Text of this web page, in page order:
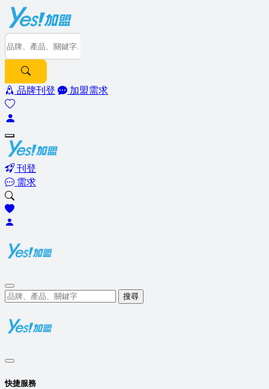
品牌刊登 加盟需求
刊登
需求
搜尋
快捷服務